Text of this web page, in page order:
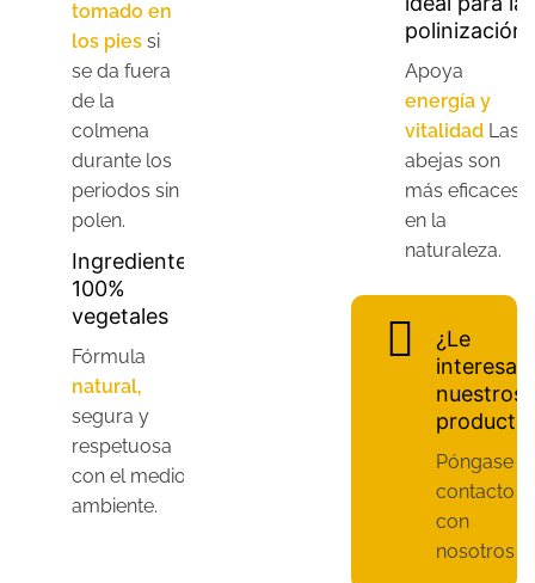
tomado en
los pies si
se da fuera
de la
colmena
durante los
periodos sin
polen.
Ingredientes
100%
vegetales
Fórmula
natural,
segura y
respetuosa
con el medio
ambiente.
polinización
Apoya
energía y
vitalidadLas
abejas son
más eficaces
en la
naturaleza.
¿Le
interesan
nuestros
Póngase
contacto
con
nosotros